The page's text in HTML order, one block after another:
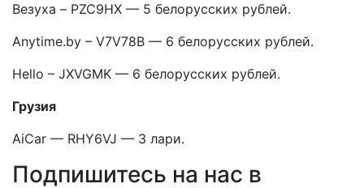
Везуха – PZC9HX — 5 белорусских рублей.
Anytime.by – V7V78B — 6 белорусских рублей.
Hello – JXVGMK — 6 белорусских рублей.
Грузия
AiCar — RHY6VJ — 3 лари.
Подпишитесь на нас в